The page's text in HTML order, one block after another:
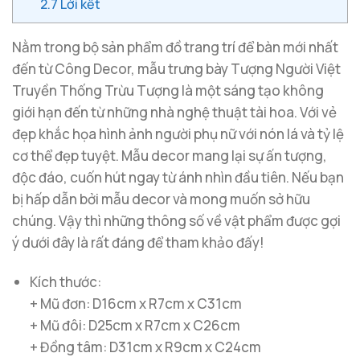
2.7 Lời kết
Nằm trong bộ sản phẩm đồ trang trí để bàn mới nhất
đến từ Công Decor, mẫu trưng bày Tượng Người Việt
Truyền Thống Trừu Tượng là một sáng tạo không
giới hạn đến từ những nhà nghệ thuật tài hoa. Với vẻ
đẹp khắc họa hình ảnh người phụ nữ với nón lá và tỷ lệ
cơ thể đẹp tuyệt. Mẫu decor mang lại sự ấn tượng,
độc đáo, cuốn hút ngay từ ánh nhìn đầu tiên. Nếu bạn
bị hấp dẫn bởi mẫu decor và mong muốn sở hữu
chúng. Vậy thì những thông số về vật phẩm được gợi
ý dưới đây là rất đáng để tham khảo đấy!
Kích thước:
+ Mũ đơn: D16cm x R7cm x C31cm
+ Mũ đôi: D25cm x R7cm x C26cm
+ Đồng tâm: D31cm x R9cm x C24cm